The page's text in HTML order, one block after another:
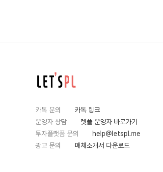
카톡 문의
카톡 링크
운영자 상담
렛플 운영자 바로가기
투자플랫폼 문의
help@letspl.me
광고 문의
매체소개서 다운로드